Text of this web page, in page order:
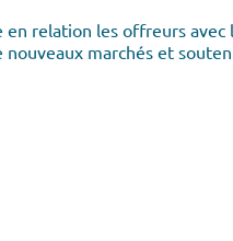
relation les offreurs avec
marchés et